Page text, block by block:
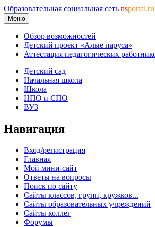
Образовательная социальная сеть nsportal.ru
Меню
Обзор возможностей
Детский проект «Алые паруса»
Аттестация педагогических
Детский сад
Начальная школа
Школа
НПО и СПО
ВУЗ
Навигация
Вход/регистрация
Главная
Мой мини-сайт
Ответы на вопросы
Поиск по сайту
Сайты классов, групп, кружков...
Сайты образовательных учреждений
Сайты коллег
Форумы